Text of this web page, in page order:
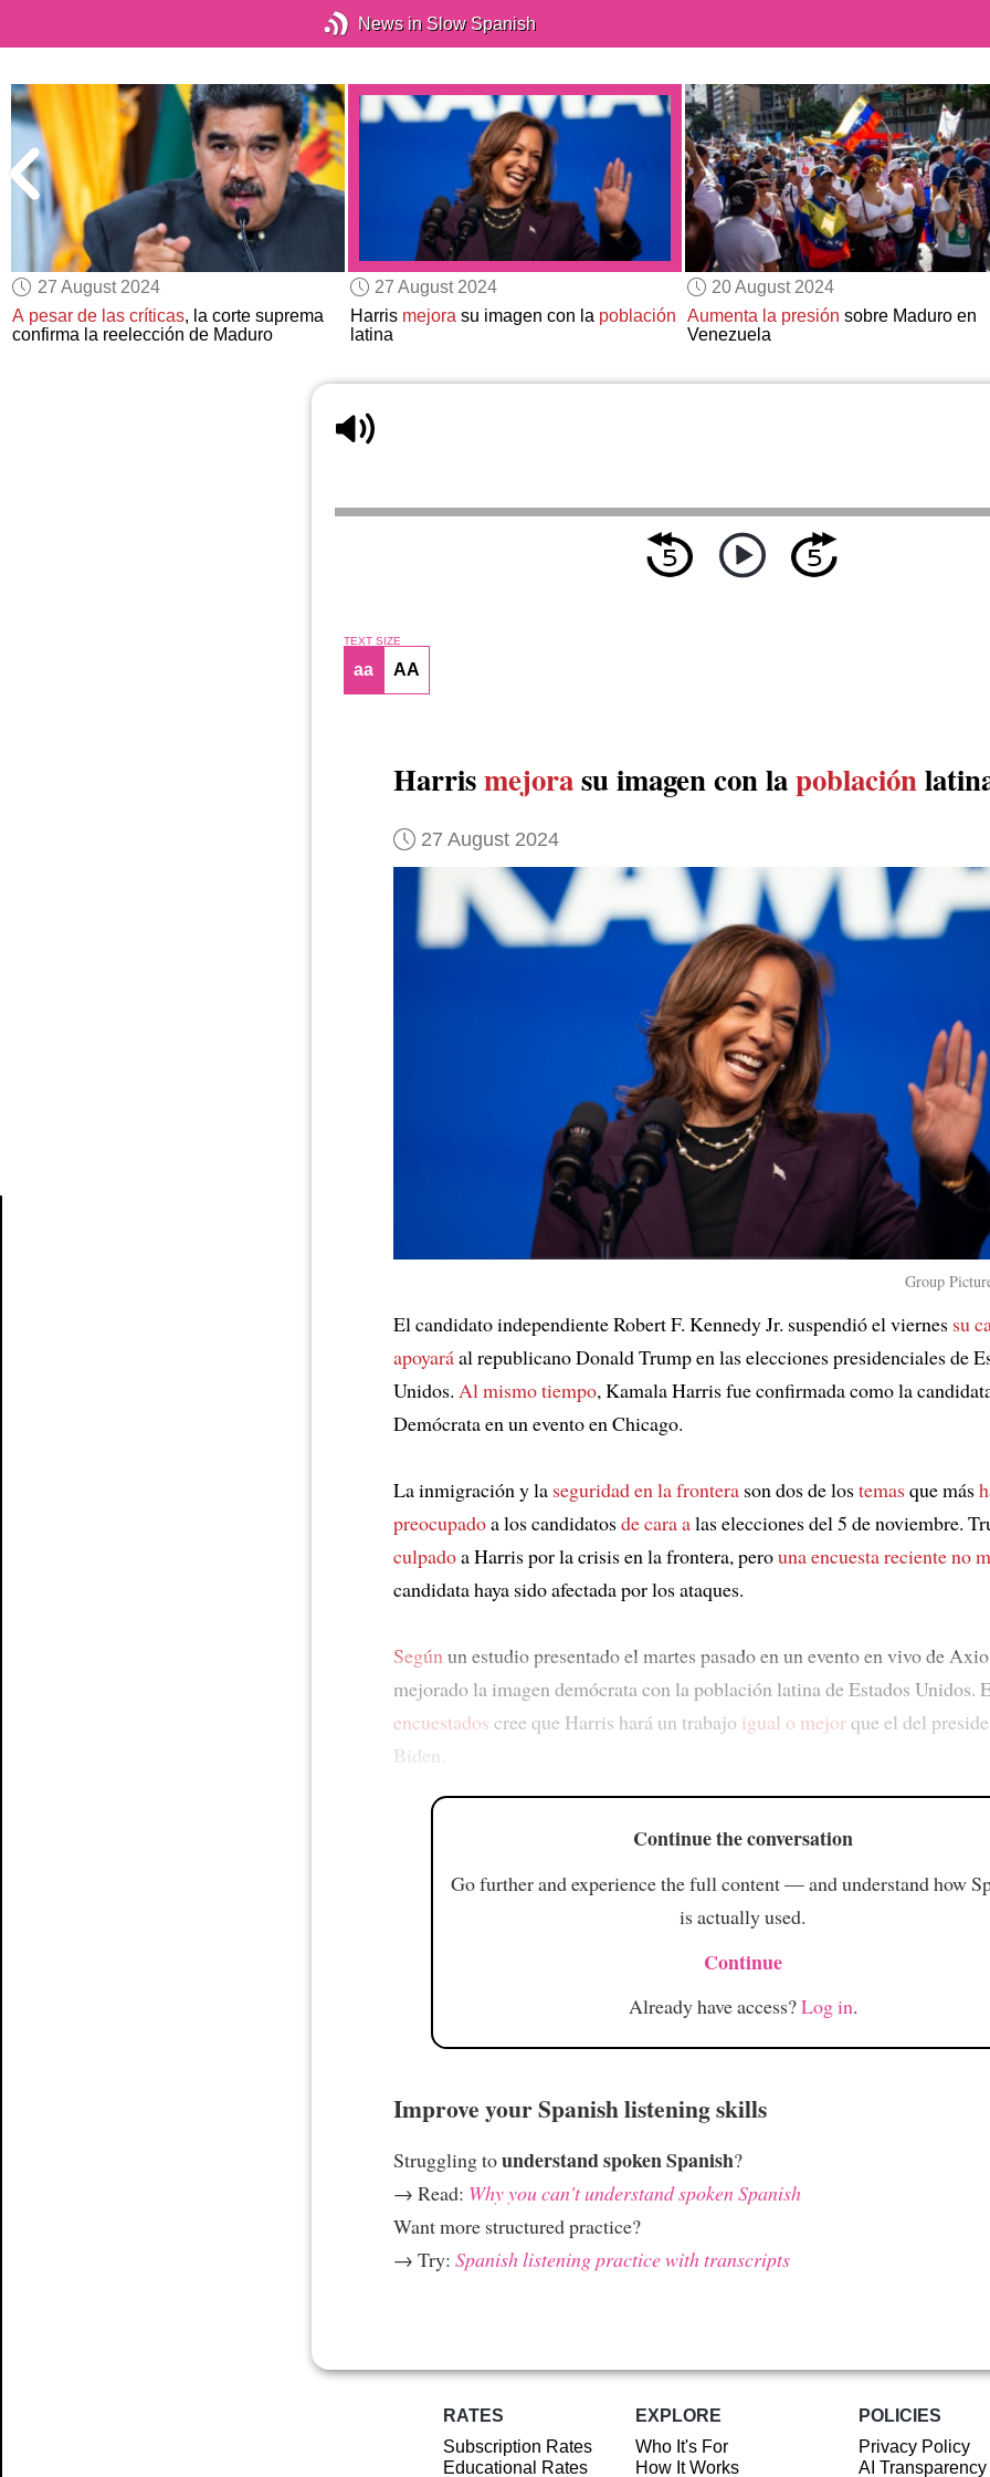
News in Slow Spanish
27 August 2024
A pesar de las críticas, la corte suprema
confirma la reelección de Maduro
27 August 2024
Harris mejorasu imagen con la población
latina
20 August 2024
Aumenta la presión sobre Maduro en
Venezuela
TEXT SIZE
aa AA
Harrismejorasu imagen con lapoblación
27 August 2024
Group
El candidato independiente Robert F. Kennedy Jr. suspendió el viernes su
apoyaráal republicano Donald Trump en las elecciones presidenciales de
Unidos. Al mismo tiempo, Kamala Harris fue confirmada como la
Demócrata en un evento en Chicago.
La inmigración y la seguridad en la frontera son dos de lostemasque más
preocupadoa los candidatosde cara alas elecciones del 5 de noviembre.
culpadoa Harris por la crisis en la frontera, perouna encuesta recienteno
candidata haya sido afectada por los ataques.
Segúnun estudio presentado el martes pasado en un evento en vivo de
mejorado la imagen demócrata con la población latina de Estados Unidos.
encuestados cree que Harris hará un trabajo igual o mejorque el del
Biden.
Continue the conversation
Go further and experience the full content — and understand how
is actually used.
Continue
Already have access?Log in.
Improve your Spanish listening skills
Struggling tounderstand spoken Spanish?
→ Read: Why you can't understand spoken Spanish
Want more structured practice?
→ Try: Spanish listening practice with transcripts
RATES
Subscription Rates
Educational Rates
EXPLORE
Who It's For
How It Works
POLICIES
Privacy Policy
AI